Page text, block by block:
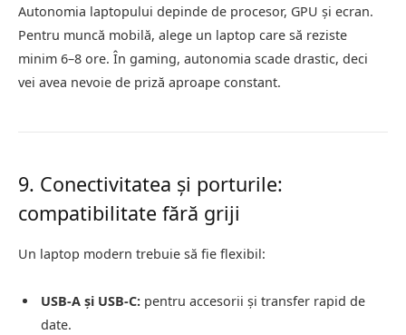
Autonomia laptopului depinde de procesor, GPU și ecran.
Pentru muncă mobilă, alege un laptop care să reziste
minim 6–8 ore. În gaming, autonomia scade drastic, deci
vei avea nevoie de priză aproape constant.
9. Conectivitatea și porturile:
compatibilitate fără griji
Un laptop modern trebuie să fie flexibil:
USB-A și USB-C: pentru accesorii și transfer rapid de
date.